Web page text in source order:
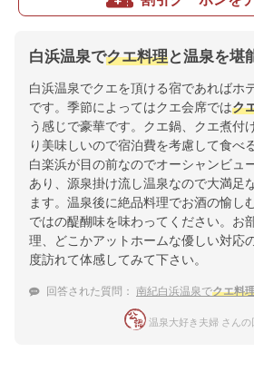
白浜温泉でクエ料理と温泉を堪
白浜温泉でクエを頂ける宿であればホ
です。季節によってはクエ会席ではク
う感じで豪華です。クエ鍋、クエ煮付
り美味しいので宿泊費を考慮して食べ
白楽浜が目の前なのでオーシャンビュ
あり、源泉掛け流し温泉なので大満足
ます。温泉後に絶品料理でお酒の愉し
ではの醍醐味を味わってください。お
理、どこかアットホームな優しい対応
度訪れて体感してみて下さい。
回答された質問： 南紀白浜温泉でクエ料
温泉大好き夫婦 さんの